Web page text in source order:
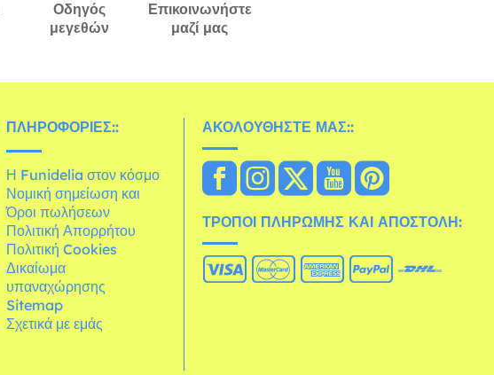
Οδηγός
μεγεθών
Επικοινωνήστε
μαζί μας
ΠΛΗΡΟΦΟΡΊΕΣ::
Η Funidelia στον κόσμο
Νομική σημείωση και
Όροι πωλήσεων
Πολιτική Απορρήτου
Πολιτική Cookies
Δικαίωμα
υπαναχώρησης
Sitemap
Σχετικά με εμάς
ΑΚΟΛΟΥΘΉΣΤΕ ΜΑΣ::
ΤΡΌΠΟΙ ΠΛΗΡΩΜΉΣ ΚΑΙ ΑΠΟΣΤΟΛΉ: